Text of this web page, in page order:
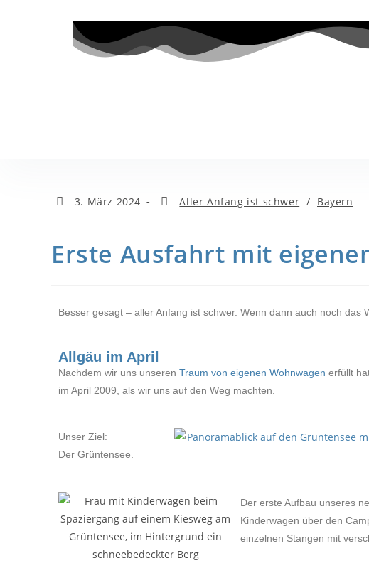
3. März 2024 Aller Anfang ist schwer / Bayern
Erste Ausfahrt mit
Besser gesagt – aller Anfang ist schwer. Wenn dann auch noch das
Allgäu im April
Nachdem wir uns unseren Traum von eigenen Wohnwagen erfüllt
im April 2009, als wir uns auf den Weg machten.
Unser Ziel:
Der Grüntensee.
Der erste Aufbau unseres
Kinderwagen über den
einzelnen Stangen mit